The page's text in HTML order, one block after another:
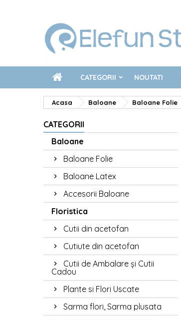
CATEGORII NOUTATI
Acasa Baloane Baloane Folie
CATEGORII
Baloane
Baloane Folie
Baloane Latex
Accesorii Baloane
Floristica
Cutii din acetofan
Cutiute din acetofan
Cutii de Ambalare și Cutii
Cadou
Plante si Flori Uscate
Sarma flori, Sarma plusata